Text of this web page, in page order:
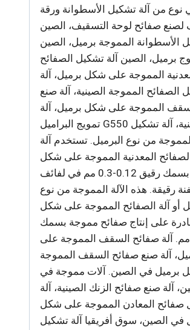
نوع من آلة تشكيل الأسطوانة ورقة
لصنع صفائح لوحة التسقيف، الصين
الأسطوانة المموجة برميل، الصين
برميل، الصين آلة تشكيل الصفائح
المموجة على شكل برميل، آلة
الصفائح المموجة الصينية، آلة صنع
المموجة على شكل برميل، آلة
تمويج البراميل G550 الصينية، آلة تشكيل
من نوع البرميل. تستخدم آلة
المعدنية المموجة على شكل
برميل بسمك رقيق 0.12-0.3 مم في لفائف
رقيقة. هذه الآلة المموجة من نوع
أو آلة الصفائح المموجة على شكل
على إنتاج صفائح مموجة بسمك
0.12-0.3 مم. آلة صفائح السقف المموجة على
آلة صنع صفائح السقف المموجة
برميل في الصين. آلات مموجة في
آلة صنع صفائح الزنك الصينية، آلة
صفائح المعادن المموجة على شكل
في الصين، سوق أفريقيا آلة تشكيل